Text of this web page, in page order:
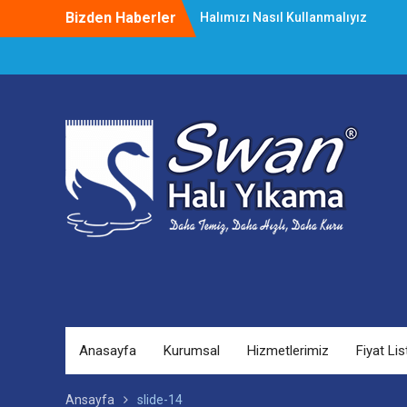
Bizden Haberler
Halımızı Nasıl Kullanmalıyız
Anasayfa Kurumsal Hizmetlerimiz Fiyat
Ansayfa slide-14